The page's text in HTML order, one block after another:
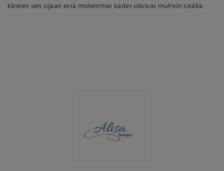
käteen sen sijaan että molemmat kädet olisivat muhvin sisällä.